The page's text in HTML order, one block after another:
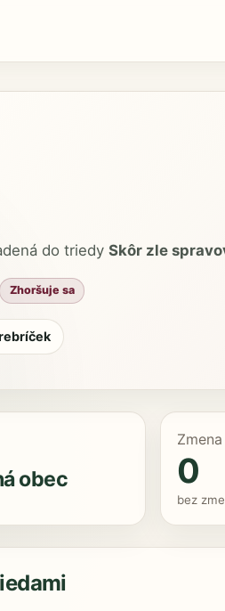
do triedy Skôr zle
Zhoršuje sa
obec 0
bez